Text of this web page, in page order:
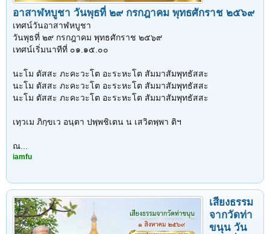
อาสาฬหบูชา วันพุธที่ ๒๙ กรกฎาคม พุทธศักราช ๒๕๖๙
เทศน์วันอาสาฬหบูชา
วันพุธที่ ๒๙ กรกฎาคม พุทธศักราช ๒๕๖๙
เทศน์เริ่มนาทีที่ ๐๑.๑๕.๐๐
นะโม ตัสสะ ภะคะวะโต อะระหะโต สัมมาสัมพุทธัสสะ
นะโม ตัสสะ ภะคะวะโต อะระหะโต สัมมาสัมพุทธัสสะ
นะโม ตัสสะ ภะคะวะโต อะระหะโต สัมมาสัมพุทธัสสะ
เทฺวเม ภิกฺขเว อนฺตา ปพฺพชิเตน น เสวิตพฺพา ติฯ
ณ...
iamfu
เสียงธรรม
จากวัดท่า
ขนุน วัน
2 3 ถัดไป >